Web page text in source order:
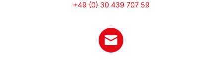
+49 (0) 30 439 707 59